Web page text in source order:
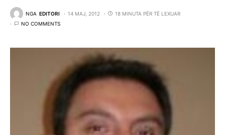
NGA EDITORI 14 MAJ, 2012
18 MINUTA PËR TË LEXUAR
NO COMMENTS